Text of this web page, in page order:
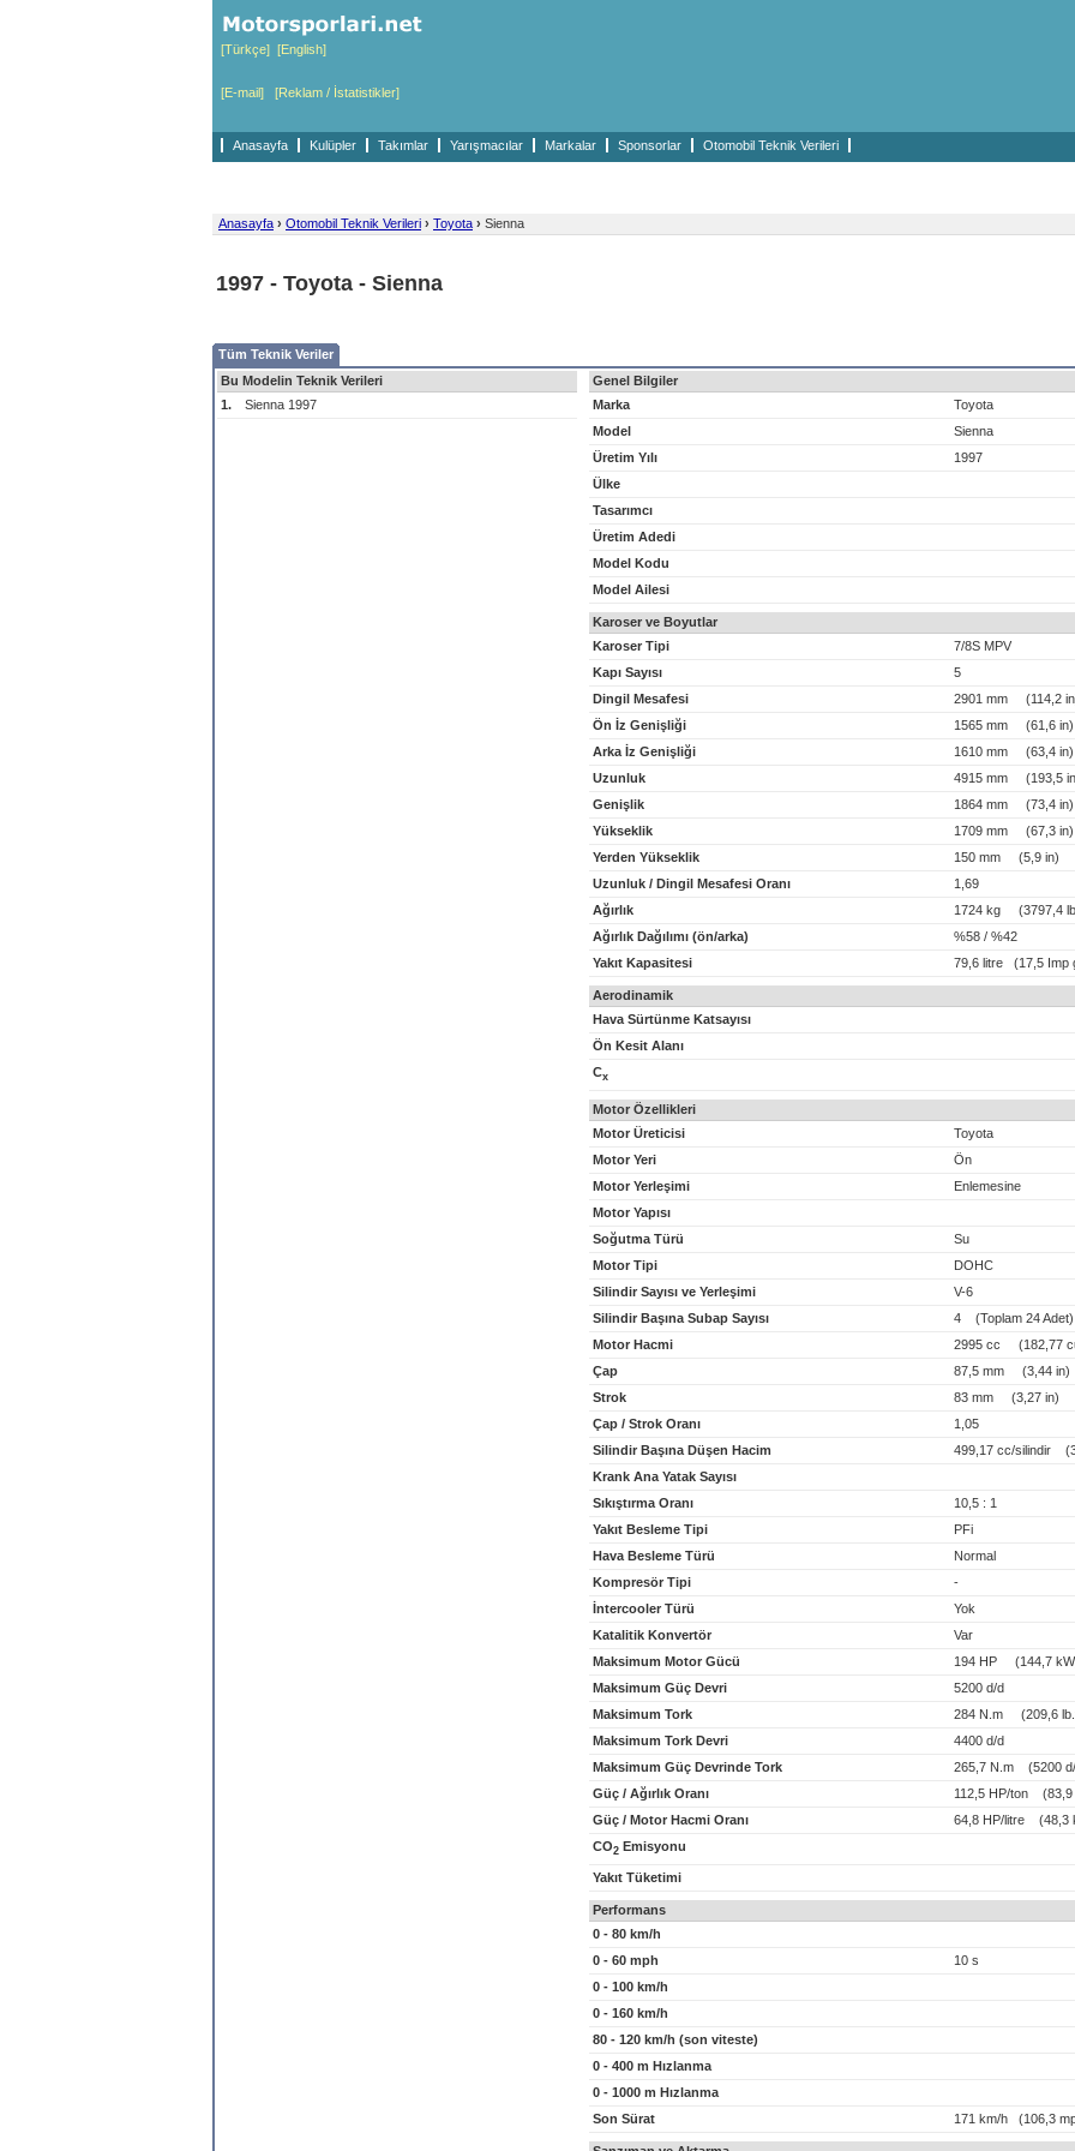
[Türkçe] [English]
[E-mail] [Reklam / İstatistikler]
Anasayfa Kulüpler Takımlar Yarışmacılar Markalar Sponsorlar Otomobil Teknik Verileri
Anasayfa › Otomobil Teknik Verileri › Toyota › Sienna
1997 - Toyota - Sienna
Tüm Teknik Veriler
Bu Modelin Teknik Verileri
1.
Sienna 1997
Genel Bilgiler
Marka
Toyota
Model
Sienna
Üretim Yılı
1997
Ülke
Tasarımcı
Üretim Adedi
Model Kodu
Model Ailesi
Karoser ve Boyutlar
Karoser Tipi
7/8S MPV
Kapı Sayısı
5
Dingil Mesafesi
2901 mm (114,2
Ön İz Genişliği
1565 mm (61,6 in)
Arka İz Genişliği
1610 mm (63,4 in)
Uzunluk
4915 mm (193,5
Genişlik
1864 mm (73,4 in)
Yükseklik
1709 mm (67,3 in)
Yerden Yükseklik
150 mm (5,9 in)
Uzunluk / Dingil Mesafesi Oranı
1,69
Ağırlık
1724 kg (3797,4
Ağırlık Dağılımı (ön/arka)
%58 / %42
Yakıt Kapasitesi
79,6 litre (17,5 Imp
Aerodinamik
Hava Sürtünme Katsayısı
Ön Kesit Alanı
Cx
Motor Özellikleri
Motor Üreticisi
Toyota
Motor Yeri
Ön
Motor Yerleşimi
Enlemesine
Motor Yapısı
Soğutma Türü
Su
Motor Tipi
DOHC
Silindir Sayısı ve Yerleşimi
V-6
Silindir Başına Subap Sayısı
4 (Toplam 24 Adet)
Motor Hacmi
2995 cc (182,77
Çap
87,5 mm (3,44 in)
Strok
83 mm (3,27 in)
Çap / Strok Oranı
1,05
Silindir Başına Düşen Hacim
499,17 cc/silindir
Krank Ana Yatak Sayısı
Sıkıştırma Oranı
10,5 : 1
Yakıt Besleme Tipi
PFi
Hava Besleme Türü
Normal
Kompresör Tipi
-
İntercooler Türü
Yok
Katalitik Konvertör
Var
Maksimum Motor Gücü
194 HP (144,7
Maksimum Güç Devri
5200 d/d
Maksimum Tork
284 N.m (209,6
Maksimum Tork Devri
4400 d/d
Maksimum Güç Devrinde Tork
265,7 N.m (5200
Güç / Ağırlık Oranı
112,5 HP/ton (83,9
Güç / Motor Hacmi Oranı
64,8 HP/litre (48,3
CO2 Emisyonu
Yakıt Tüketimi
Performans
0 - 80 km/h
0 - 60 mph
10 s
0 - 100 km/h
0 - 160 km/h
80 - 120 km/h (son viteste)
0 - 400 m Hızlanma
0 - 1000 m Hızlanma
Son Sürat
171 km/h (106,3